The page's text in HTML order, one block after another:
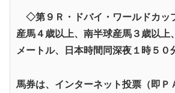
◇第９Ｒ・ドバイ・ワールドカッ
産馬４歳以上、南半球産馬３歳以上
メートル、日本時間同深夜１時５０
馬券は、インターネット投票（即